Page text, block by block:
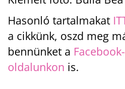
Hasonló tartalmakat
a cikkünk, oszd meg
bennünket a Facebook-
oldalunkon is.